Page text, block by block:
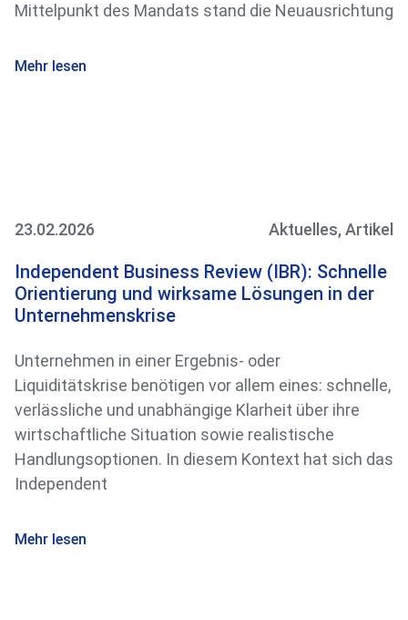
Mittelpunkt des Mandats stand die Neuausrichtung
Mehr lesen
23.02.2026 Aktuelles, Artikel
Independent Business Review (IBR): Schnelle
Orientierung und wirksame Lösungen in der
Unternehmenskrise
Unternehmen in einer Ergebnis- oder
Liquiditätskrise benötigen vor allem eines: schnelle,
verlässliche und unabhängige Klarheit über ihre
wirtschaftliche Situation sowie realistische
Handlungsoptionen. In diesem Kontext hat sich das
Independent
Mehr lesen